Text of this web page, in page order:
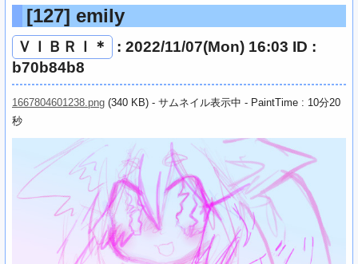
[127] emily
ＶＩＢＲＩ＊
: 2022/11/07(Mon) 16:03 ID :
b70b84b8
1667804601238.png (340 KB) - サムネイル表示中 - PaintTime : 10分20
秒